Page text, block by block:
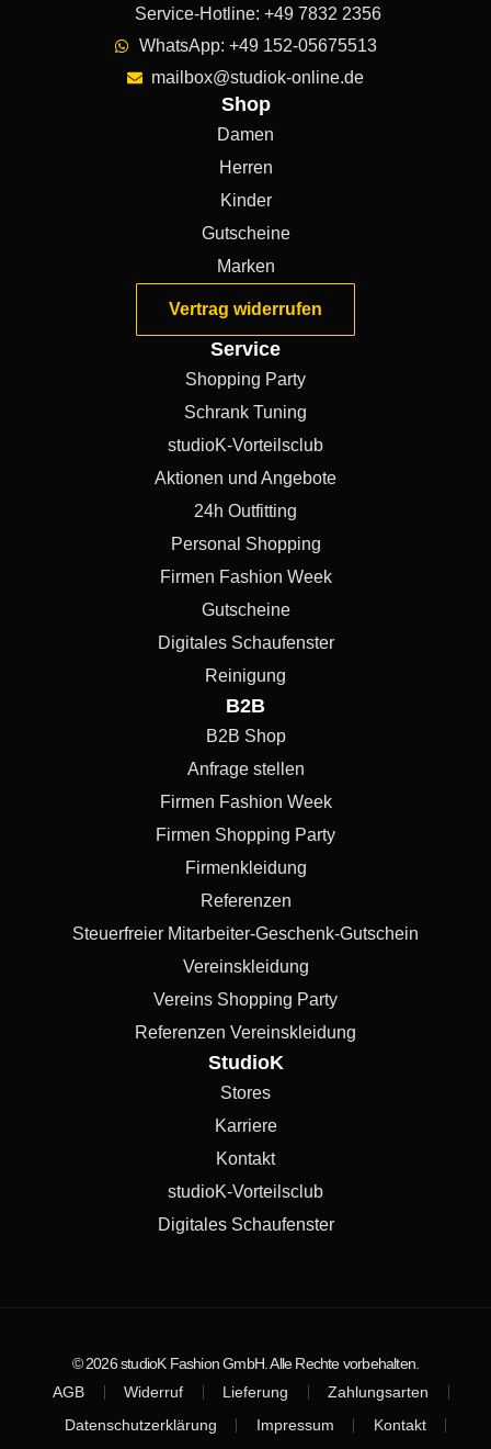
Service-Hotline: +49 7832 2356
WhatsApp: +49 152-05675513
mailbox@studiok-online.de
Shop
Damen
Herren
Kinder
Gutscheine
Marken
Vertrag widerrufen
Service
Shopping Party
Schrank Tuning
studioK-Vorteilsclub
Aktionen und Angebote
24h Outfitting
Personal Shopping
Firmen Fashion Week
Gutscheine
Digitales Schaufenster
Reinigung
B2B
B2B Shop
Anfrage stellen
Firmen Fashion Week
Firmen Shopping Party
Firmenkleidung
Referenzen
Steuerfreier Mitarbeiter-Geschenk-Gutschein
Vereinskleidung
Vereins Shopping Party
Referenzen Vereinskleidung
StudioK
Stores
Karriere
Kontakt
studioK-Vorteilsclub
Digitales Schaufenster
© 2026 studioK Fashion GmbH. Alle Rechte vorbehalten.
AGB
Widerruf Lieferung
Zahlungsarten
Datenschutzerklärung
Impressum Kontakt